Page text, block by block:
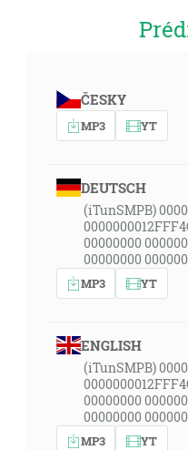
ČESKY
MP3 YT
DEUTSCH
(iTunSMPB)
00000000
00000000
MP3 YT
ENGLISH
(iTunSMPB)
00000000
00000000
MP3 YT